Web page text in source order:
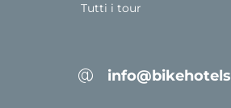
& NOI
Tutti i tour